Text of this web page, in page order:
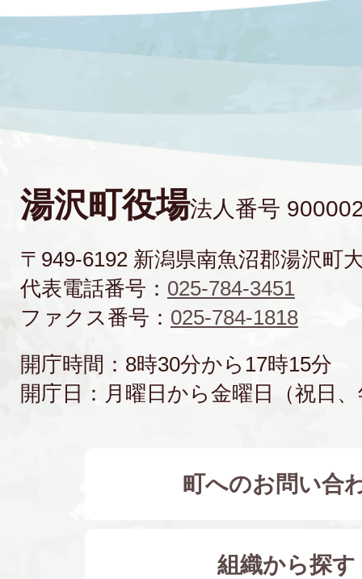
湯沢町役場法人番号
〒949-6192 新潟県南魚沼郡湯沢町
代表電話番号： 025-784-3451
ファクス番号： 025-784-1818
開庁時間：8時30分から17時15分
開庁日：月曜日から金曜日（祝日
町へのお問い合
組織から探す